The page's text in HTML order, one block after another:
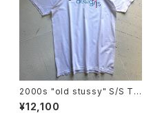
2000s "old stussy" S/S T-
shirt
¥12,100